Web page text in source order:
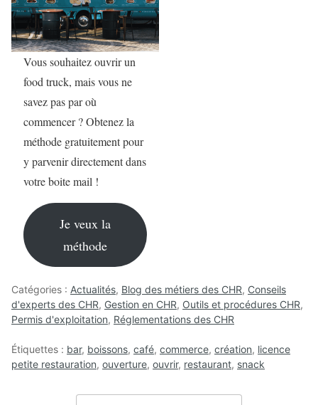
Vous souhaitez ouvrir un
food truck, mais vous ne
savez pas par où
commencer ? Obtenez la
méthode gratuitement pour
y parvenir directement dans
votre boite mail !
Je veux la
méthode
Catégories : Actualités, Blog des métiers des CHR, Conseils
d'experts des CHR, Gestion en CHR, Outils et procédures CHR,
Permis d'exploitation, Réglementations des CHR
Étiquettes : bar, boissons, café, commerce, création, licence
petite restauration, ouverture, ouvrir, restaurant, snack